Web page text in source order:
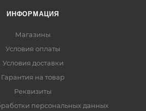
ИНФОРМАЦИЯ
Магазины
Условия оплаты
Условия доставки
Гарантия на товар
Реквизиты
персональных данных